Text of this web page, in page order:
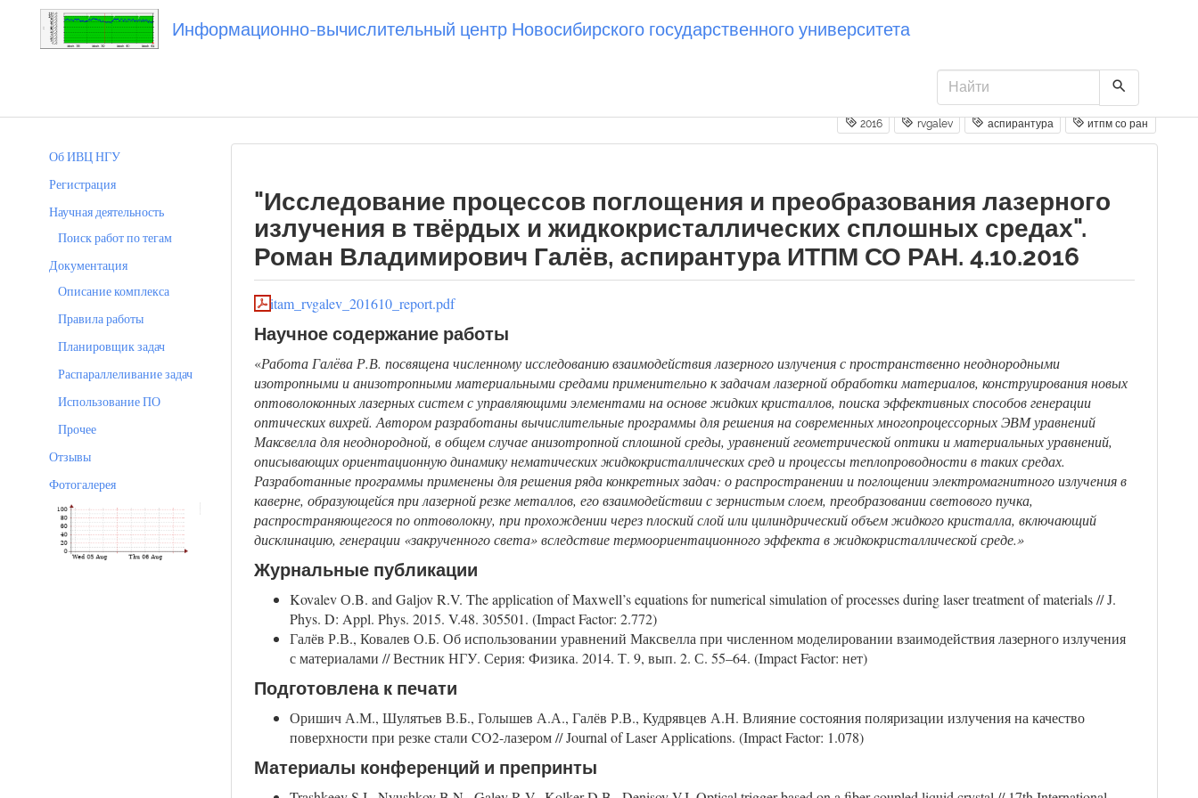
Информационно-вычислительный центр Новосибирского государственного университета
2016 rvgalev аспирантура итпм со ран
Об ИВЦ НГУ
Регистрация
Научная деятельность
Поиск работ по тегам
Документация
Описание комплекса
Правила работы
Планировщик задач
Распараллеливание задач
Использование ПО
Прочее
Отзывы
Фотогалерея
"Исследование процессов поглощения и преобразования лазерного
излучения в твёрдых и жидкокристаллических сплошных средах".
Роман Владимирович Галёв, аспирантура ИТПМ СО РАН. 4.10.2016
itam_rvgalev_201610_report.pdf
Научное содержание работы
«Работа Галёва Р.В. посвящена численному исследованию взаимодействия лазерного излучения с пространственно неоднородными
изотропными и анизотропными материальными средами применительно к задачам лазерной обработки материалов, конструирования новых
оптоволоконных лазерных систем с управляющими элементами на основе жидких кристаллов, поиска эффективных способов генерации
оптических вихрей. Автором разработаны вычислительные программы для решения на современных многопроцессорных ЭВМ уравнений
Максвелла для неоднородной, в общем случае анизотропной сплошной среды, уравнений геометрической оптики и материальных уравнений,
описывающих ориентационную динамику нематических жидкокристаллических сред и процессы теплопроводности в таких средах.
Разработанные программы применены для решения ряда конкретных задач: о распространении и поглощении электромагнитного излучения в
каверне, образующейся при лазерной резке металлов, его взаимодействии с зернистым слоем, преобразовании светового пучка,
распространяющегося по оптоволокну, при прохождении через плоский слой или цилиндрический объем жидкого кристалла, включающий
дисклинацию, генерации «закрученного света» вследствие термоориентационного эффекта в жидкокристаллической среде.»
Журнальные публикации
Kovalev О.B. and Galjov R.V. The application of Maxwell’s equations for numerical simulation of processes during laser treatment of materials // J.
Phys. D: Appl. Phys. 2015. V.48. 305501. (Impact Factor: 2.772)
Галёв Р.В., Ковалев О.Б. Об использовании уравнений Максвелла при численном моделировании взаимодействия лазерного излучения
с материалами // Вестник НГУ. Серия: Физика. 2014. Т. 9, вып. 2. С. 55–64. (Impact Factor: нет)
Подготовлена к печати
Оришич А.М., Шулятьев В.Б., Голышев А.А., Галёв Р.В., Кудрявцев А.Н. Влияние состояния поляризации излучения на качество
поверхности при резке стали CO2-лазером // Journal of Laser Applications. (Impact Factor: 1.078)
Материалы конференций и препринты